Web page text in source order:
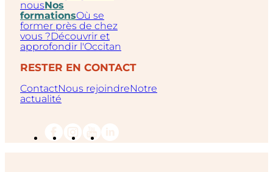
nousNos
formationsOù se
former près de chez
vous ?Découvrir et
approfondir l'Occitan
RESTER EN CONTACT
ContactNous rejoindreNotre
actualité